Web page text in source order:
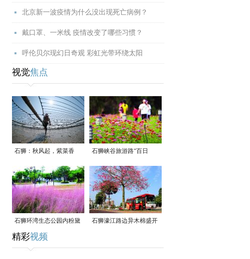
北京新一波疫情为什么没出现死亡病例？
戴口罩、一米线 疫情改变了哪些习惯？
呼伦贝尔现幻日奇观 彩虹光带环绕太阳
视觉焦点
石狮：秋风起，紫菜香 石狮峡谷旅游路“百日
草”争相斗艳
石狮环湾生态公园内粉黛
乱子草盛放
石狮濠江路边异木棉盛开
精彩视频